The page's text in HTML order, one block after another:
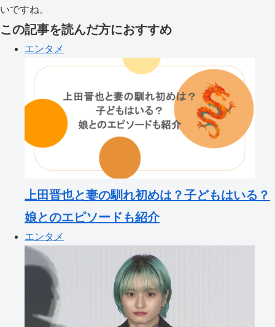
いですね。
この記事を読んだ方におすすめ
エンタメ
上田晋也と妻の馴れ初めは？子どもはいる？
娘とのエピソードも紹介
エンタメ